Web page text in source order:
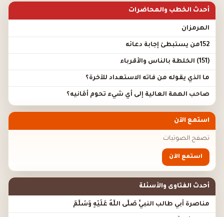
أحدث الخطب والمحاضرات
الهرمزان
152من يستبطئ إجابة دعائه
(151) الخلطة بالناس والأقرباء
ما الذي يقوله من فاته الاستعداد للآخرة؟
صاحب الهمة العالية إلى أي شيء تحوم أَمَانيه؟
استمع الآن
تصفح الصوتيات
استمع الآن
أحدث الفتاوى والأسئلة
مناصرة أبي طالب النبيَّ صَلَّى اللَّهُ عَلَيْهِ وَسَلَّمَ